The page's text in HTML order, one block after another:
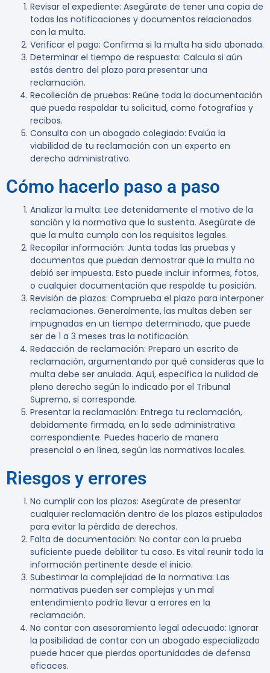
Revisar el expediente: Asegúrate de tener una copia de
todas las notificaciones y documentos relacionados
con la multa.
Verificar el pago: Confirma si la multa ha sido abonada.
Determinar el tiempo de respuesta: Calcula si aún
estás dentro del plazo para presentar una
reclamación.
Recolleción de pruebas: Reúne toda la documentación
que pueda respaldar tu solicitud, como fotografías y
recibos.
Consulta con un abogado colegiado: Evalúa la
viabilidad de tu reclamación con un experto en
derecho administrativo.
Cómo hacerlo paso a paso
Analizar la multa: Lee detenidamente el motivo de la
sanción y la normativa que la sustenta. Asegúrate de
que la multa cumpla con los requisitos legales.
Recopilar información: Junta todas las pruebas y
documentos que puedan demostrar que la multa no
debió ser impuesta. Esto puede incluir informes, fotos,
o cualquier documentación que respalde tu posición.
Revisión de plazos: Comprueba el plazo para interponer
reclamaciones. Generalmente, las multas deben ser
impugnadas en un tiempo determinado, que puede
ser de 1 a 3 meses tras la notificación.
Redacción de reclamación: Prepara un escrito de
reclamación, argumentando por qué consideras que la
multa debe ser anulada. Aquí, especifica la nulidad de
pleno derecho según lo indicado por el Tribunal
Supremo, si corresponde.
Presentar la reclamación: Entrega tu reclamación,
debidamente firmada, en la sede administrativa
correspondiente. Puedes hacerlo de manera
presencial o en línea, según las normativas locales.
Riesgos y errores
No cumplir con los plazos: Asegúrate de presentar
cualquier reclamación dentro de los plazos estipulados
para evitar la pérdida de derechos.
Falta de documentación: No contar con la prueba
suficiente puede debilitar tu caso. Es vital reunir toda la
información pertinente desde el inicio.
Subestimar la complejidad de la normativa: Las
normativas pueden ser complejas y un mal
entendimiento podría llevar a errores en la
reclamación.
No contar con asesoramiento legal adecuado: Ignorar
la posibilidad de contar con un abogado especializado
puede hacer que pierdas oportunidades de defensa
eficaces.